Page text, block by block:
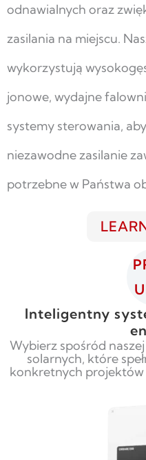
odnawialnych oraz
zasilania na miejscu.
wykorzystują
jonowe, wydajne
systemy sterowania,
niezawodne zasilanie
potrzebne w Państwa
Inteligentny
Wybierz spośród
solarnych, które
konkretnych